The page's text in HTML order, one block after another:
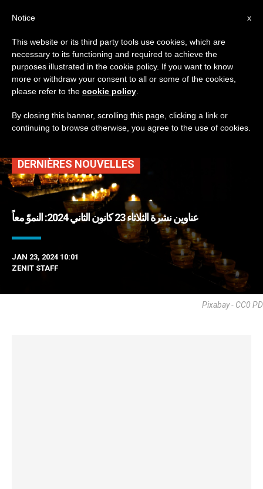
TAG
Posts Tagged ‘صوم
نينوى’
DERNIÈRES NOUVELLES
عناوين نشرة الثلاثاء 23 كانون الثاني 2024: النموّ معاً
JAN 23, 2024 10:01
ZENIT STAFF
Pixabay - CC0 PD
x
Notice
This website or its third party tools use cookies, which are
necessary to its functioning and required to achieve the
purposes illustrated in the cookie policy. If you want to know
more or withdraw your consent to all or some of the cookies,
please refer to the cookie policy
By closing this banner, scrolling this page, clicking a link or
continuing to browse otherwise, you agree to the use of cookies.